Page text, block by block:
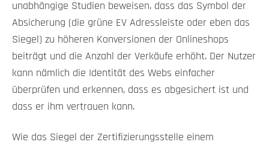
unabhängige Studien beweisen, dass das Symbol der
Absicherung (die grüne EV Adressleiste oder eben das
Siegel) zu höheren Konversionen der Onlineshops
beiträgt und die Anzahl der Verkäufe erhöht. Der Nutzer
kann nämlich die Identität des Webs einfacher
überprüfen und erkennen, dass es abgesichert ist und
dass er ihm vertrauen kann.
Wie das Siegel der Zertifizierungsstelle einem